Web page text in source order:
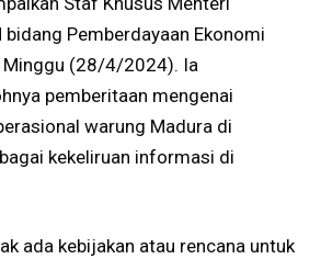
bidang Pemberdayaan Ekonomi
Minggu (28/4/2024). Ia
pemberitaan mengenai
warung Madura di
kekeliruan informasi di
ada kebijakan atau rencana untuk